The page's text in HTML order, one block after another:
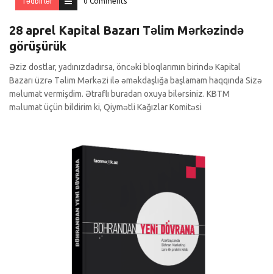
28 aprel Kapital Bazarı Təlim Mərkəzində
görüşürük
Əziz dostlar, yadınızdadırsa, öncəki bloqlarımın birində Kapital
Bazarı üzrə Təlim Mərkəzi ilə əməkdaşlığa başlamam haqqında Sizə
məlumat vermişdim. Ətraflı buradan oxuya bilərsiniz. KBTM
məlumat üçün bildirim ki, Qiymətli Kağızlar Komitəsi